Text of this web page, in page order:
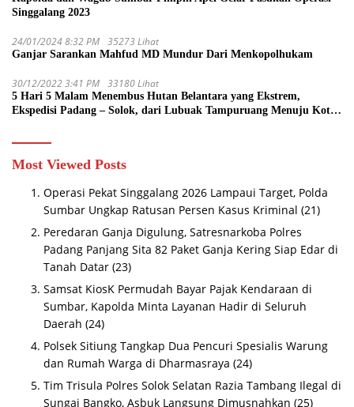
Singgalang 2023
24/01/2024 8:32 PM 35273 Lihat
Ganjar Sarankan Mahfud MD Mundur Dari Menkopolhukam
30/12/2022 3:41 PM 33180 Lihat
5 Hari 5 Malam Menembus Hutan Belantara yang Ekstrem,
Ekspedisi Padang – Solok, dari Lubuak Tampuruang Menuju Koto
Most Viewed Posts
Operasi Pekat Singgalang 2026 Lampaui Target, Polda
Sumbar Ungkap Ratusan Persen Kasus Kriminal (21)
Peredaran Ganja Digulung, Satresnarkoba Polres
Padang Panjang Sita 82 Paket Ganja Kering Siap Edar di
Tanah Datar (23)
Samsat KiosK Permudah Bayar Pajak Kendaraan di
Sumbar, Kapolda Minta Layanan Hadir di Seluruh
Daerah (24)
Polsek Sitiung Tangkap Dua Pencuri Spesialis Warung
dan Rumah Warga di Dharmasraya (24)
Tim Trisula Polres Solok Selatan Razia Tambang Ilegal di
Sungai Bangko, Asbuk Langsung Dimusnahkan (25)